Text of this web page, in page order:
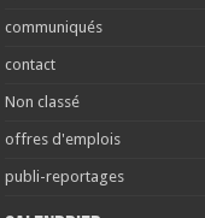
communiqués
contact
Non classé
offres d'emplois
publi-reportages